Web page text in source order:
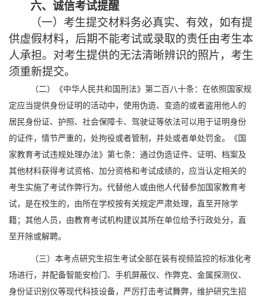
六、 诚信考试提醒
（一） 考生提交材料务必真实、有效，如有提
供虚假材料，后期不能考试或录取的责任由考生本
人承担。 对考生提供的无法清晰辨识的照片，考生
须重新提交。
（二）
《中华人民共和国刑法》第二百八十条：在依照国家规
定应当提供身份证明的活动中，使用伪造、变造的或者盗用他人的
居民身份证、护照、社会保障卡、驾驶证等依法可以用于证明身份
的证件，情节严重的，处拘役或者管制，并处或者单处罚金。《国
家教育考试违规处理办法》第七条：通过伪造证件、证明、档案及
其他材料获得考试资格、加分资格和考试成绩的，应当认定相关的
考生实施了考试作弊行为。代替他人或由他人代替参加国家教育考
试，是在校生的，由所在学校按有关规定严肃处理，直至开除学
籍；其他人员，由教育考试机构建议其所在单位给予行政处分，直
至开除或解聘。
（三） 本考点研究生招生考试全部在装有视频监控的标准化考
场进行，并配备智能安检门、手机屏蔽仪、作弊克、金属探测仪、
身份证识别仪等现代科技设备，严厉打击考试舞弊，维护研究生招